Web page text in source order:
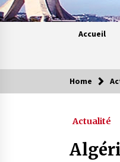
Accueil
Home
Actualité